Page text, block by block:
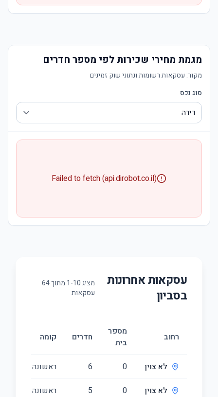
מגמת מחירי שכירות לפי מספר חדרים
מקור: עסקאות רשומות ונתוני שוק זמינים
סוג נכס
Failed to fetch (api.dirobot.co.il)
עסקאות אחרונות
בסביון
מציג 1-10 מתוך64
עסקאות
רחוב
מספר
בית
חדרים קומה
לא צוין 0
6 ראשונה
לא צוין 0
5 ראשונה